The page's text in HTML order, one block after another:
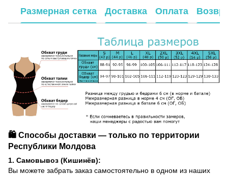
Размерная сетка Доставка Оплата
🛍️ Способы доставки — только по территории
Республики Молдова
1. Самовывоз (Кишинёв):
Вы можете забрать заказ самостоятельно в одном из наших